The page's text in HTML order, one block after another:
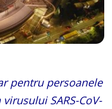
pentru persoanele
SARS-CoV-